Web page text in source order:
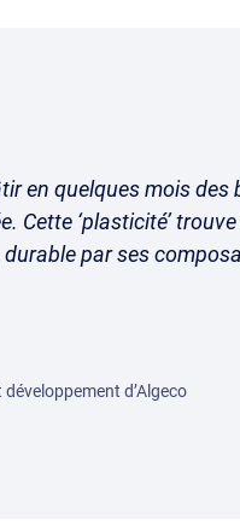
en quelques mois des
Cette ‘plasticité’
par ses
d’Algeco